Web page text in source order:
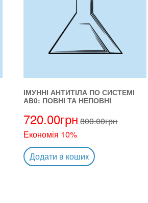
ІМУННІ АНТИТІЛА ПО СИСТЕМІ
AB0: ПОВНІ ТА НЕПОВНІ
720.00грн 800.00грн
Економія 10%
Додати в кошик